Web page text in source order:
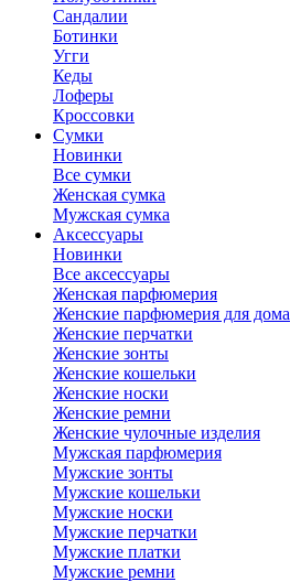
Сандалии
Ботинки
Угги
Кеды
Лоферы
Кроссовки
Сумки
Новинки
Все сумки
Женская сумка
Мужская сумка
Аксессуары
Новинки
Все аксессуары
Женская парфюмерия
Женские парфюмерия для дома
Женские перчатки
Женские зонты
Женские кошельки
Женские носки
Женские ремни
Женские чулочные изделия
Мужская парфюмерия
Мужские зонты
Мужские кошельки
Мужские носки
Мужские перчатки
Мужские платки
Мужские ремни